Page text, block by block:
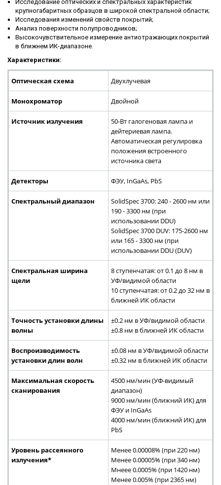
Исследование оптических и спектральных характеристик
крупногабаритных образцов в широкой спектральной области;
Исследования изменений свойств покрытий;
Анализ поверхности полупроводников;
Высокочувствительное измерение антиотражающих покрытий
в ближнем ИК-диапазоне.
Характеристики:
Оптическая схема Двухлучевая
Монохроматор Двойной
Источник излучения
50-Вт галогеновая лампа и
дейтериевая лампа.
Автоматическая регулировка
положения встроенного
источника света
Детекторы ФЭУ, InGaAs, PbS
Спектральный диапазон
SolidSpec 3700: 240 - 2600 нм или
190 - 3300 нм (при
использовании DDU)
SolidSpec 3700 DUV: 175-2600 нм
или 165 - 3300 нм (при
использовании DDU (DUV)
Спектральная ширина
щели
8 ступенчатая: от 0.1 до 8 нм в
УФ/видимой области
10 ступенчатая: от 0.2 до 32 нм в
ближней ИК области
Точность установки длины
волны
±0.2 нм в УФ/видимой области
±0.8 нм в ближней ИК области
Воспроизводимость
установки длин волн
±0.08 нм в УФ/видимой области
±0.32 нм в ближней ИК области
Максимальная скорость
сканирования
4500 нм/мин (УФ-видимый
диапазон)
9000 нм/мин (ближний ИК) для
ФЭУ и InGaAs
4000 нм/мин (ближний ИК) для
PbS
Уровень рассеянного
излучения*
Менее 0.00008% (при 220 нм)
Менее 0.00005% (при 340 нм)
Мнеее 0.0005% (при 1420 нм)
Менее 0.005% (при 2365 нм)